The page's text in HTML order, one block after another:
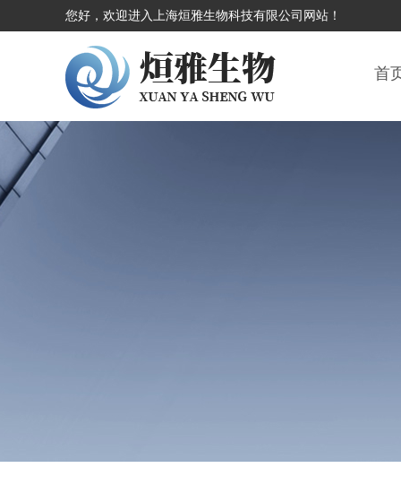
您好，欢迎进入上海烜雅生物科技有限公司网站！
首